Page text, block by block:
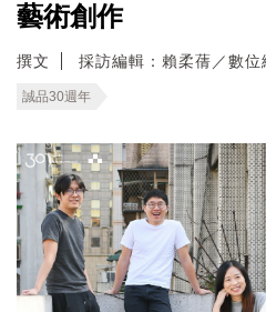
藝術創作
撰文 採訪編輯：賴柔蒨／數位
誠品30週年